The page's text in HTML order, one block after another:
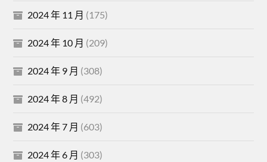
2024 年 11 月 (175)
2024 年 10 月 (209)
2024 年 9 月 (308)
2024 年 8 月 (492)
2024 年 7 月 (603)
2024 年 6 月 (303)